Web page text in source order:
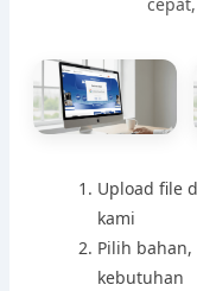
Upload file
kami
Pilih
kebutuhan